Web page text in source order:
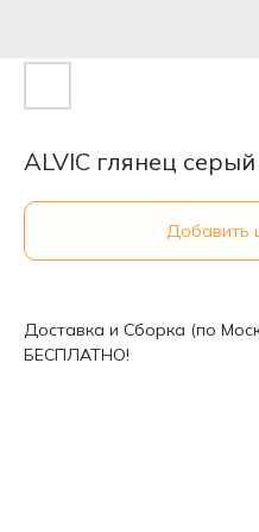
ALVIC глянец
Добавить
Доставка и Сборка (по
БЕСПЛАТНО!